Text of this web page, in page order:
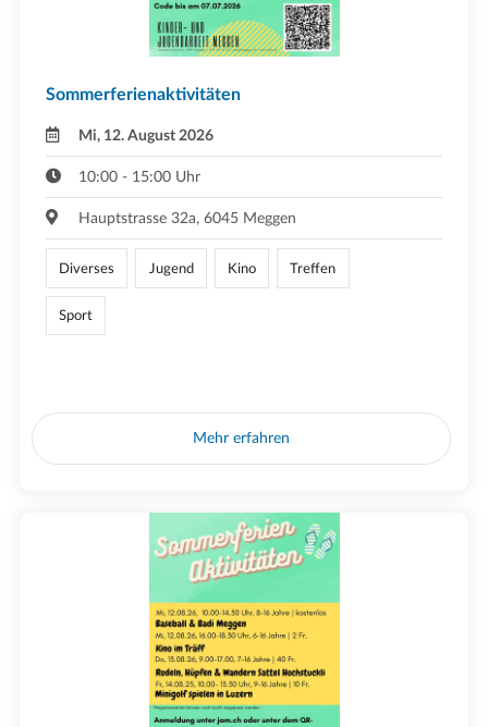
Sommerferienaktivitäten
Mi, 12. August 2026
10:00 - 15:00 Uhr
Hauptstrasse 32a, 6045 Meggen
Diverses Jugend Kino Treffen
Sport
Mehr erfahren